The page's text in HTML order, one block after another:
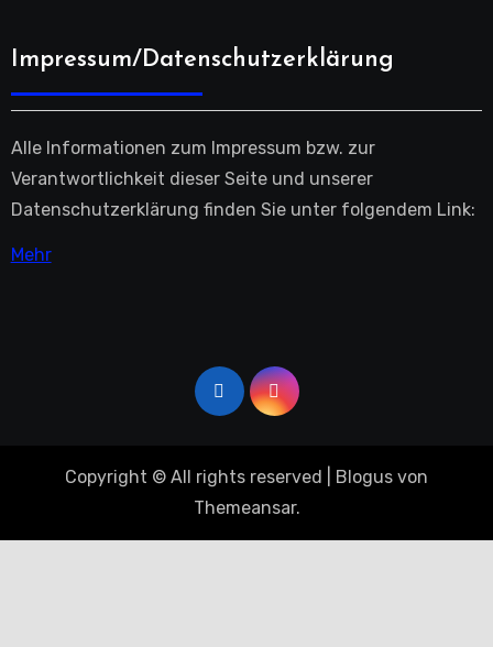
Impressum/Datenschutzerklärung
Alle Informationen zum Impressum bzw. zur
Verantwortlichkeit dieser Seite und unserer
Datenschutzerklärung finden Sie unter folgendem Link:
Mehr
Copyright © All rights reserved Blogus von
Themeansar.